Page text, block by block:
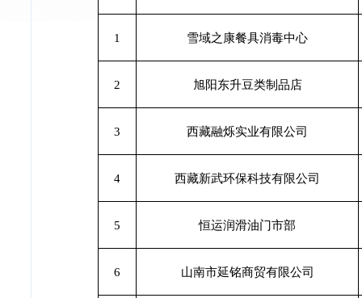
1 雪域之康餐具消毒中心
2 旭阳东升豆类制品店
3 西藏融烁实业有限公司
4 西藏新武环保科技有限公司
5 恒运润滑油门市部
6 山南市延铭商贸有限公司